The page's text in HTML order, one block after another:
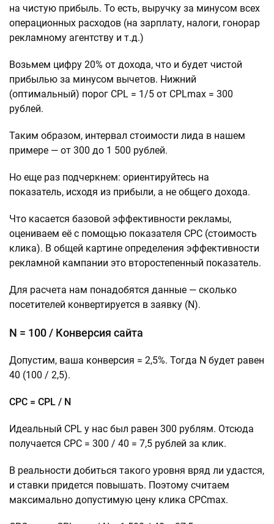
на чистую прибыль. То есть, выручку за минусом всех
операционных расходов (на зарплату, налоги, гонорар
рекламному агентству и т.д.)
Возьмем цифру 20% от дохода, что и будет чистой
прибылью за минусом вычетов. Нижний
(оптимальный) порог CPL = 1/5 от CPLmax = 300
рублей.
Таким образом, интервал стоимости лида в нашем
примере — от 300 до 1 500 рублей.
Но еще раз подчеркнем: ориентируйтесь на
показатель, исходя из прибыли, а не общего дохода.
Что касается базовой эффективности рекламы,
оцениваем её с помощью показателя CPC (стоимость
клика). В общей картине определения эффективности
рекламной кампании это второстепенный показатель.
Для расчета нам понадобятся данные — сколько
посетителей конвертируется в заявку (N).
N = 100 / Конверсия сайта
Допустим, ваша конверсия = 2,5%. Тогда N будет равен
40 (100 / 2,5).
CPC = CPL / N
Идеальный CPL у нас был равен 300 рублям. Отсюда
получается CPC = 300 / 40 = 7,5 рублей за клик.
В реальности добиться такого уровня вряд ли удастся,
и ставки придется повышать. Поэтому считаем
максимально допустимую цену клика CPCmax.